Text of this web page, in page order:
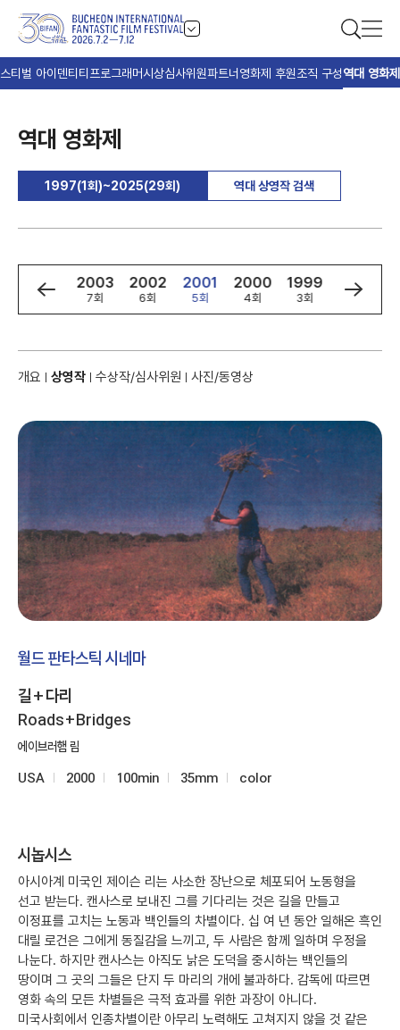
티벌 아이덴티티 프로그래머시상심사위원파트너 영화제 후원조직 구성역대 영화제
역대 영화제
1997(1회)~2025(29회) 역대 상영작 검색
2004
8회
2003
7회
2002
6회
2001
5회
2000
4회
1999
3회
1998
2회
개요 상영작 수상작/심사위원 사진/동영상
월드 판타스틱 시네마
길+다리
Roads+Bridges
에이브러햄 림
USA 2000 100min 35mm color
시놉시스
아시아계 미국인 제이슨 리는 사소한 장난으로 체포되어 노동형을
선고 받는다. 캔사스로 보내진 그를 기다리는 것은 길을 만들고
이정표를 고치는 노동과 백인들의 차별이다. 십 여 년 동안 일해온 흑인
대릴 로건은 그에게 동질감을 느끼고, 두 사람은 함께 일하며 우정을
나눈다. 하지만 캔사스는 아직도 낡은 도덕을 중시하는 백인들의
땅이며 그 곳의 그들은 단지 두 마리의 개에 불과하다. 감독에 따르면
영화 속의 모든 차별들은 극적 효과를 위한 과장이 아니다.
미국사회에서 인종차별이란 아무리 노력해도 고쳐지지 않을 것 같은